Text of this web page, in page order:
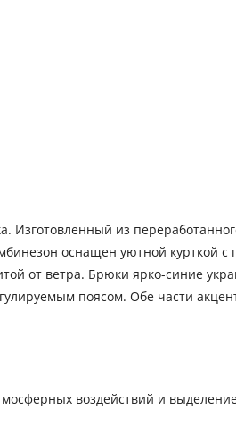
из
оснащен уютной курткой
от ветра. Брюки ярко-синие
поясом. Обе части
воздействий и